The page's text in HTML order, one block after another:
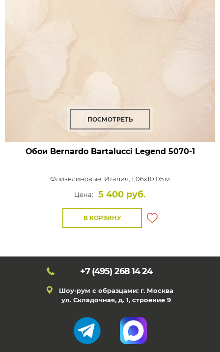
ПОСМОТРЕТЬ
Обои Bernardo Bartalucci Legend 5070-1
Флизелиновые, Италия, 1,06x10,05 м
Цена:
5 400 руб.
В КОРЗИНУ
+7 (495) 268 14 24
Шоу-рум с образцами: г. Москва
ул. Складочная, д. 1, строение 9